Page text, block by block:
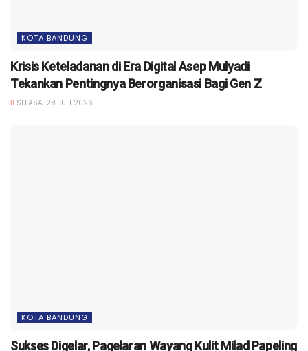
KOTA BANDUNG
Krisis Keteladanan di Era Digital Asep Mulyadi
Tekankan Pentingnya Berorganisasi Bagi Gen Z
SELASA, 28 JULI 2026
KOTA BANDUNG
Sukses Digelar, Pagelaran Wayang Kulit Milad Papeling